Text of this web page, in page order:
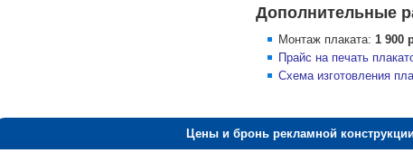
Дополнительные
Монтаж плаката: 1 900
Прайс на печать
Схема изготовления
Цены и бронь рекламной